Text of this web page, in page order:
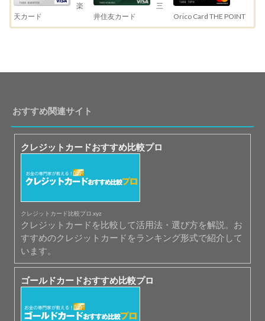
楽
天カード
三
井住友カード
Orico Card THE POINT
おすすめ関連サイト
クレジットカードおすすめ比較プロ
クレジットカード比較プロ.xyz
クレジットカードを比較して活用法・選び方を解説。お
すすめのクレジットカードをランキング形式で紹介して
います。
ゴールドカードおすすめ比較プロ